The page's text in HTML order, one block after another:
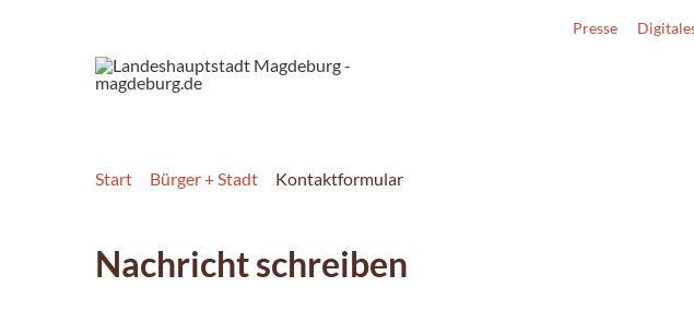
Presse
Start Bürger + Stadt Kontaktformular
Nachricht schreiben